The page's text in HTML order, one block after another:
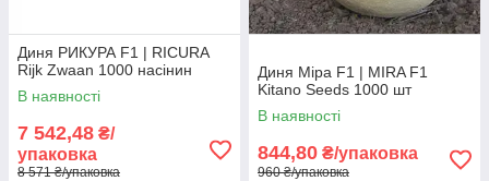
Диня РИКУРА F1 | RICURA
Rijk Zwaan 1000 насінин
В наявності
7 542,48 ₴/
упаковка
8 571 ₴/упаковка
Диня Міра F1 | MIRA F1
Kitano Seeds 1000 шт
В наявності
844,80 ₴/упаковка
960 ₴/упаковка